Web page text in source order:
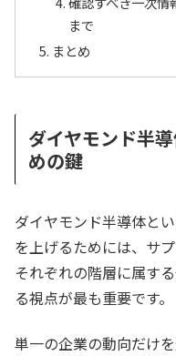
まで
まとめ
ダイヤモンド半
めの鍵
ダイヤモンド半導体と
を上げるためには、サ
それぞれの階層に属す
る視点が最も重要です。
単一の企業の動向だけ